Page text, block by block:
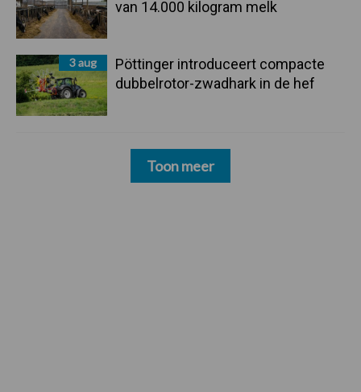
van 14.000 kilogram melk
3 aug
Pöttinger introduceert compacte
dubbelrotor-zwadhark in de hef
Toon meer